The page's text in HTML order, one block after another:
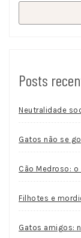
Posts
Neutralidade
Gatos não se
Cão Medroso:
Filhotes e
Gatos amigos: